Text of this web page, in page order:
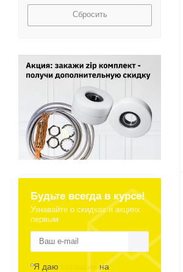
Сбросить
Будьте всегда в курсе!
Узнавайте о скидках и акциях
первым
Я даю
на